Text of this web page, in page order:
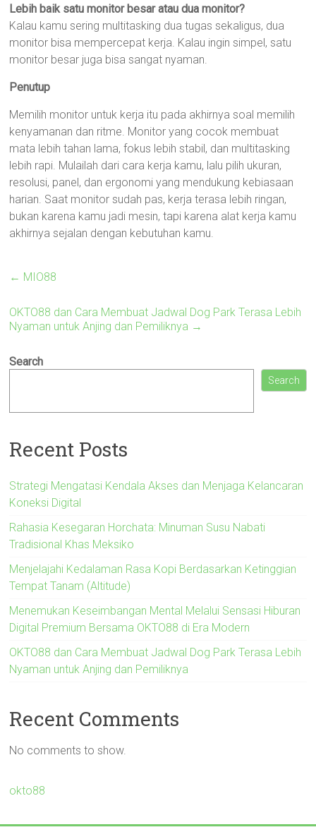
Lebih baik satu monitor besar atau dua monitor?
Kalau kamu sering multitasking dua tugas sekaligus, dua
monitor bisa mempercepat kerja. Kalau ingin simpel, satu
monitor besar juga bisa sangat nyaman.
Penutup
Memilih monitor untuk kerja itu pada akhirnya soal memilih
kenyamanan dan ritme. Monitor yang cocok membuat
mata lebih tahan lama, fokus lebih stabil, dan multitasking
lebih rapi. Mulailah dari cara kerja kamu, lalu pilih ukuran,
resolusi, panel, dan ergonomi yang mendukung kebiasaan
harian. Saat monitor sudah pas, kerja terasa lebih ringan,
bukan karena kamu jadi mesin, tapi karena alat kerja kamu
akhirnya sejalan dengan kebutuhan kamu.
← MIO88
OKTO88 dan Cara Membuat Jadwal Dog Park Terasa Lebih
Nyaman untuk Anjing dan Pemiliknya →
Search
Search
Recent Posts
Strategi Mengatasi Kendala Akses dan Menjaga Kelancaran
Koneksi Digital
Rahasia Kesegaran Horchata: Minuman Susu Nabati
Tradisional Khas Meksiko
Menjelajahi Kedalaman Rasa Kopi Berdasarkan Ketinggian
Tempat Tanam (Altitude)
Menemukan Keseimbangan Mental Melalui Sensasi Hiburan
Digital Premium Bersama OKTO88 di Era Modern
OKTO88 dan Cara Membuat Jadwal Dog Park Terasa Lebih
Nyaman untuk Anjing dan Pemiliknya
Recent Comments
No comments to show.
okto88